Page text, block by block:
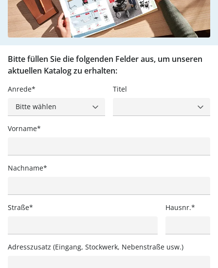
Fußpflegeprodukte
Hausapotheke
Kälte- & Wärmetherapie
‎ Alle Anzeigen
Hygieneprodukte
Toilettenstühle
Urinflaschen &
Nachttöpfe
Elektromobile
Ess- & Trinkhilfen
‎ Alle Anzeigen
Nagel- &
Fußpflegeprodukte
Parfüm
‎ Alle Anzeigen
Kälte- & Wärmetherapie
Massage-Produkte
Herrenbekleidung
Herrenschuhe
‎ Alle Anzeigen
Taschen
Gartenaccessoires
Geschenkideen
Kleinmöbel
Bitte füllen Sie die folgenden Felder aus, um unseren
aktuellen Katalog zu erhalten:
Anrede Titel
Vorname
Nachname
Straße Hausnr.
Adresszusatz (Eingang, Stockwerk, Nebenstraße usw.)